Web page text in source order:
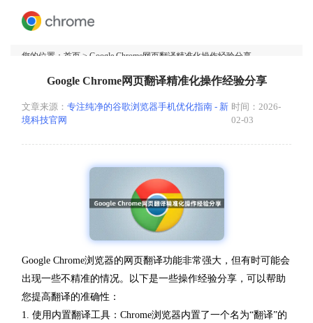
您的位置： 首页 > Google Chrome网页翻译精准化操作经验分享
Google Chrome网页翻译精准化操作经验分享
文章来源： 专注纯净的谷歌浏览器手机优化指南 - 新
境科技官网
时间：2026-
02-03
Google Chrome浏览器的网页翻译功能非常强大，但有时可能会
出现一些不精准的情况。以下是一些操作经验分享，可以帮助
您提高翻译的准确性：
1. 使用内置翻译工具：Chrome浏览器内置了一个名为“翻译”的